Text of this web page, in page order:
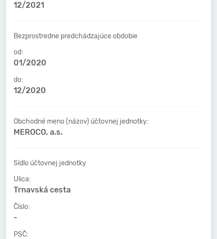
12/2021
Bezprostredne predchádzajúce obdobie
od:
01/2020
do:
12/2020
Obchodné meno (názov) účtovnej jednotky:
MEROCO, a.s.
Sídlo účtovnej jednotky
Ulica:
Trnavská cesta
Číslo:
-
PSČ: